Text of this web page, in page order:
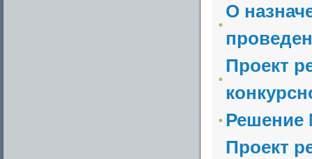
О
Проект
Решение
Проект